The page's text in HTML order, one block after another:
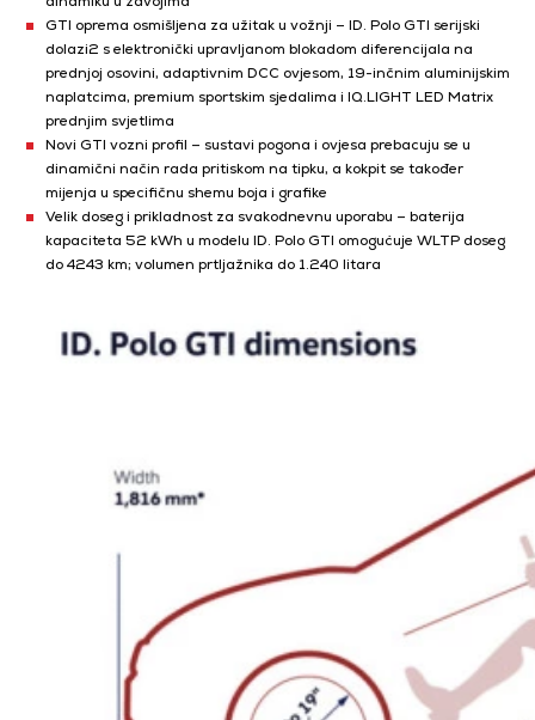
GTI oprema osmišljena za užitak u vožnji – ID. Polo GTI serijski
dolazi2 s elektronički upravljanom blokadom diferencijala na
prednjoj osovini, adaptivnim DCC ovjesom, 19-inčnim aluminijskim
naplatcima, premium sportskim sjedalima i IQ.LIGHT LED Matrix
prednjim svjetlima
Novi GTI vozni profil – sustavi pogona i ovjesa prebacuju se u
dinamični način rada pritiskom na tipku, a kokpit se također
mijenja u specifičnu shemu boja i grafike
Velik doseg i prikladnost za svakodnevnu uporabu – baterija
kapaciteta 52 kWh u modelu ID. Polo GTI omogućuje WLTP doseg
do 4243 km; volumen prtljažnika do 1.240 litara